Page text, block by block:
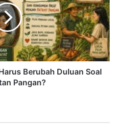
Berubah Duluan Soal
Pangan?